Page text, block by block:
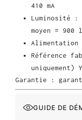
410 mA
Luminosité :
moyen = 900
Référence
uniquement)
Garantie :
GUIDE DE